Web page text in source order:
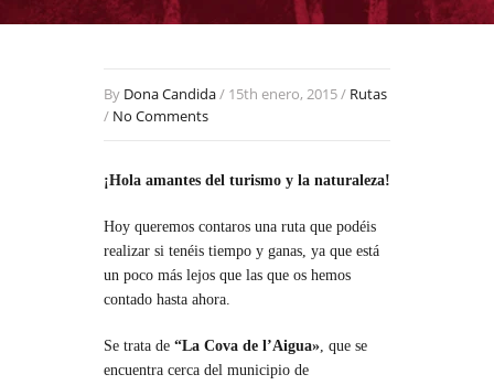
By Dona Candida/ 15th enero, 2015 / Rutas
/ No Comments
¡Hola amantes del turismo y la naturaleza!
Hoy queremos contaros una ruta que podéis
realizar si tenéis tiempo y ganas, ya que está
un poco más lejos que las que os hemos
contado hasta ahora.
Se trata de “La Cova de l’Aigua», que se
encuentra cerca del municipio de